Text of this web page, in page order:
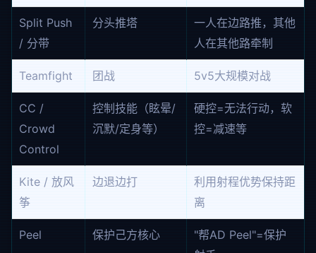
Split Push
/ 分带
分头推塔
一人在边路推，其他
人在其他路牵制
Teamfight 团战 5v5大规模对战
CC /
Crowd
Control
控制技能（眩晕/
沉默/定身等）
硬控=无法行动，软
控=减速等
Kite / 放风
筝
边退边打
利用射程优势保持距
离
Peel 保护己方核心
"帮AD Peel"=保护